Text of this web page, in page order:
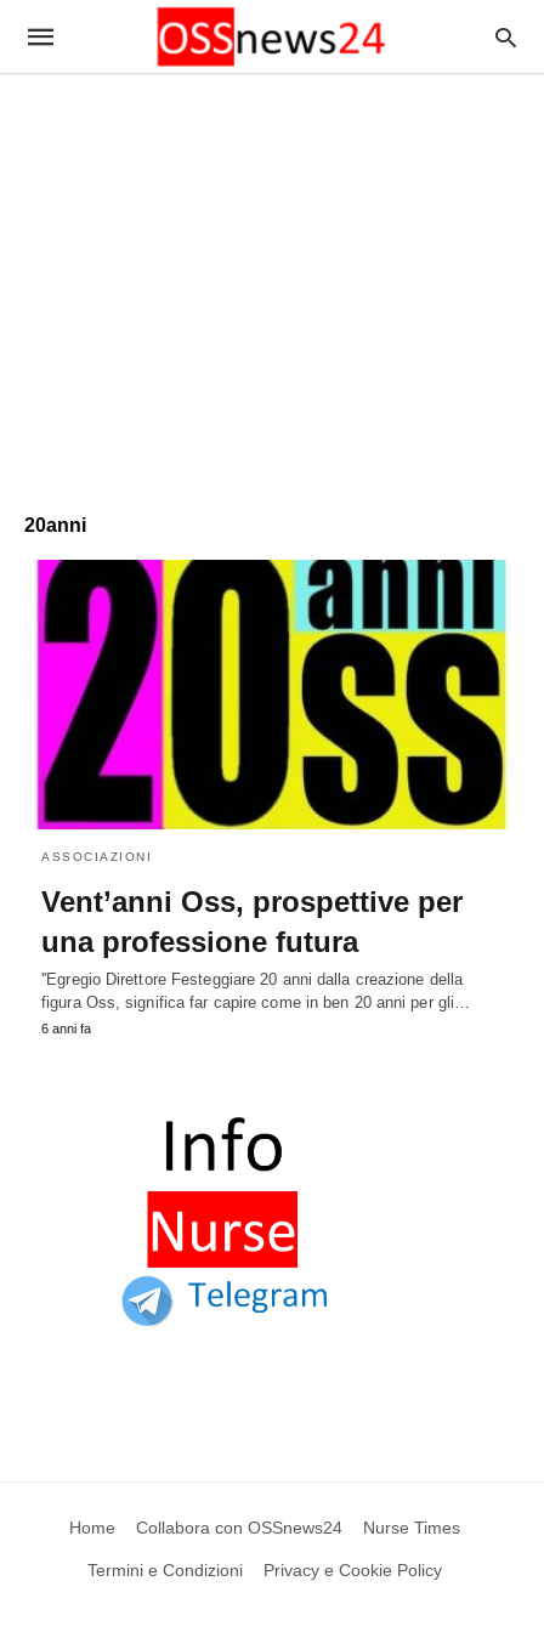
20anni
ASSOCIAZIONI
Vent’anni Oss, prospettive per
una professione futura
''Egregio Direttore Festeggiare 20 anni dalla creazione della
figura Oss, significa far capire come in ben 20 anni per gli…
6 anni fa
Home Collabora con OSSnews24 Nurse Times
Termini e Condizioni Privacy e Cookie Policy